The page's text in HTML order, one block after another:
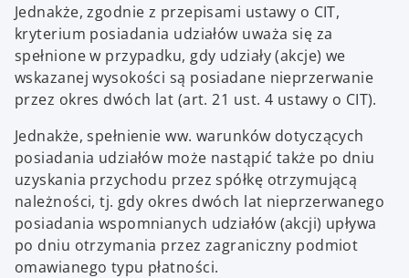
Jednakże, zgodnie z przepisami ustawy o CIT,
kryterium posiadania udziałów uważa się za
spełnione w przypadku, gdy udziały (akcje) we
wskazanej wysokości są posiadane nieprzerwanie
przez okres dwóch lat (art. 21 ust. 4 ustawy o CIT).
Jednakże, spełnienie ww. warunków dotyczących
posiadania udziałów może nastąpić także po dniu
uzyskania przychodu przez spółkę otrzymującą
należności, tj. gdy okres dwóch lat nieprzerwanego
posiadania wspomnianych udziałów (akcji) upływa
po dniu otrzymania przez zagraniczny podmiot
omawianego typu płatności.